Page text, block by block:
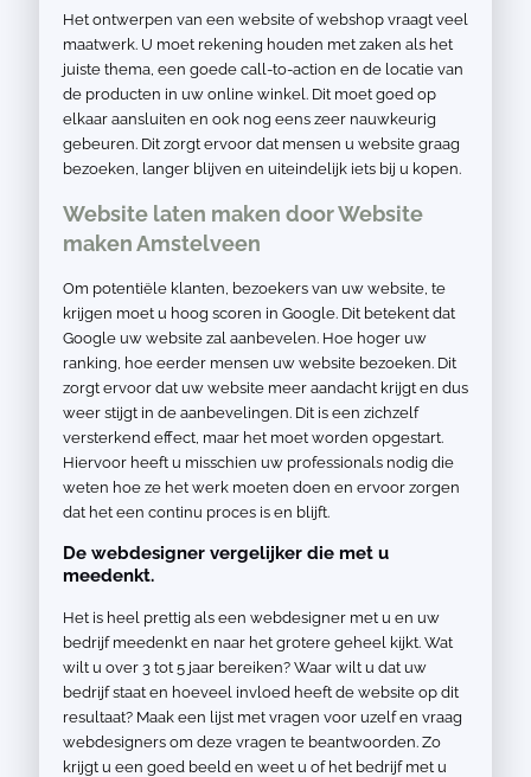
Het ontwerpen van een website of webshop vraagt veel
maatwerk. U moet rekening houden met zaken als het
juiste thema, een goede call-to-action en de locatie van
de producten in uw online winkel. Dit moet goed op
elkaar aansluiten en ook nog eens zeer nauwkeurig
gebeuren. Dit zorgt ervoor dat mensen u website graag
bezoeken, langer blijven en uiteindelijk iets bij u kopen.
Website laten maken door Website
maken Amstelveen
Om potentiële klanten, bezoekers van uw website, te
krijgen moet u hoog scoren in Google. Dit betekent dat
Google uw website zal aanbevelen. Hoe hoger uw
ranking, hoe eerder mensen uw website bezoeken. Dit
zorgt ervoor dat uw website meer aandacht krijgt en dus
weer stijgt in de aanbevelingen. Dit is een zichzelf
versterkend effect, maar het moet worden opgestart.
Hiervoor heeft u misschien uw professionals nodig die
weten hoe ze het werk moeten doen en ervoor zorgen
dat het een continu proces is en blijft.
De webdesigner vergelijker die met u
meedenkt.
Het is heel prettig als een webdesigner met u en uw
bedrijf meedenkt en naar het grotere geheel kijkt. Wat
wilt u over 3 tot 5 jaar bereiken? Waar wilt u dat uw
bedrijf staat en hoeveel invloed heeft de website op dit
resultaat? Maak een lijst met vragen voor uzelf en vraag
webdesigners om deze vragen te beantwoorden. Zo
krijgt u een goed beeld en weet u of het bedrijf met u